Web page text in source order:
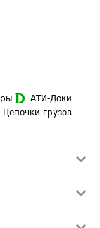
АТИ-Доки
Цепочки грузов